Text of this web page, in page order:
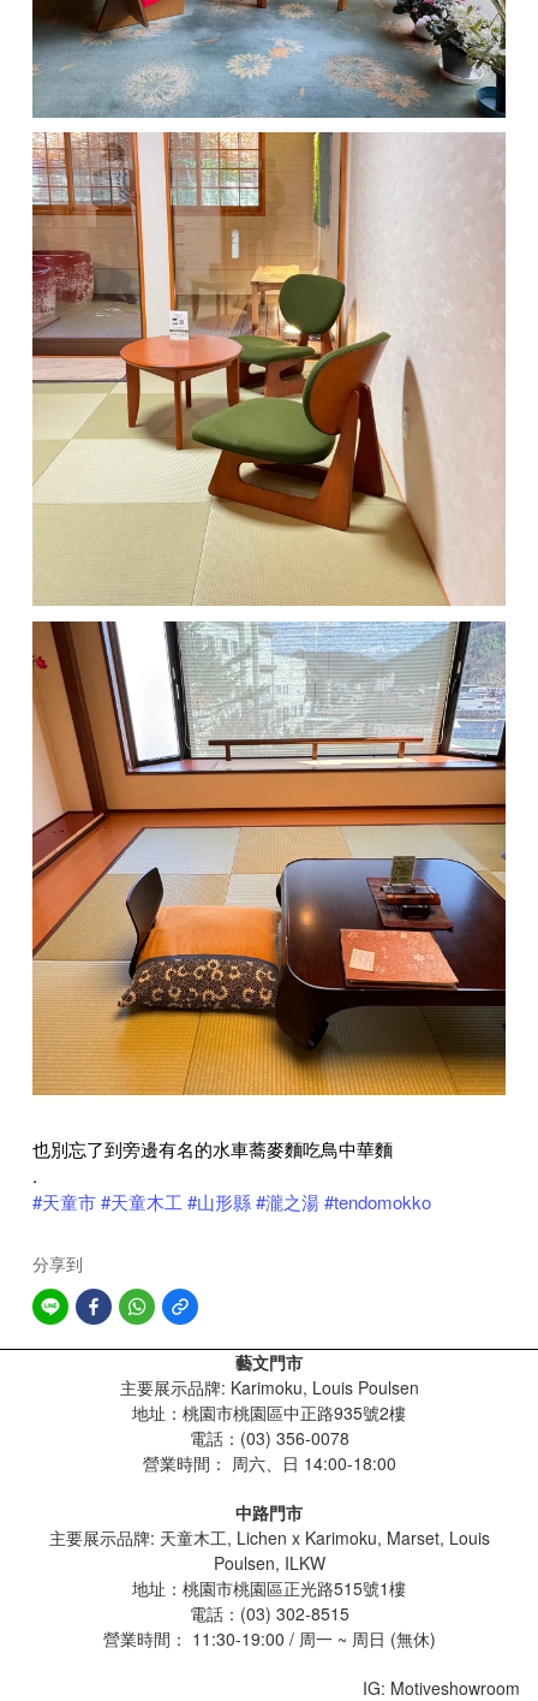
也別忘了到旁邊有名的水車蕎麥麵吃鳥中華麵
.
#天童市#天童木工 #山形縣#瀧之湯#tendomokko
分享到
藝文門市
主要展示品牌: Karimoku, Louis Poulsen
地址：桃園市桃園區中正路935號2樓
電話：(03) 356-0078
營業時間： 周六、日 14:00-18:00
中路門市
主要展示品牌: 天童木工, Lichen x Karimoku, Marset, Louis
Poulsen, ILKW
地址：桃園市桃園區正光路515號1樓
電話：(03) 302-8515
營業時間： 11:30-19:00 / 周一 ~ 周日 (無休)
IG: Motiveshowroom